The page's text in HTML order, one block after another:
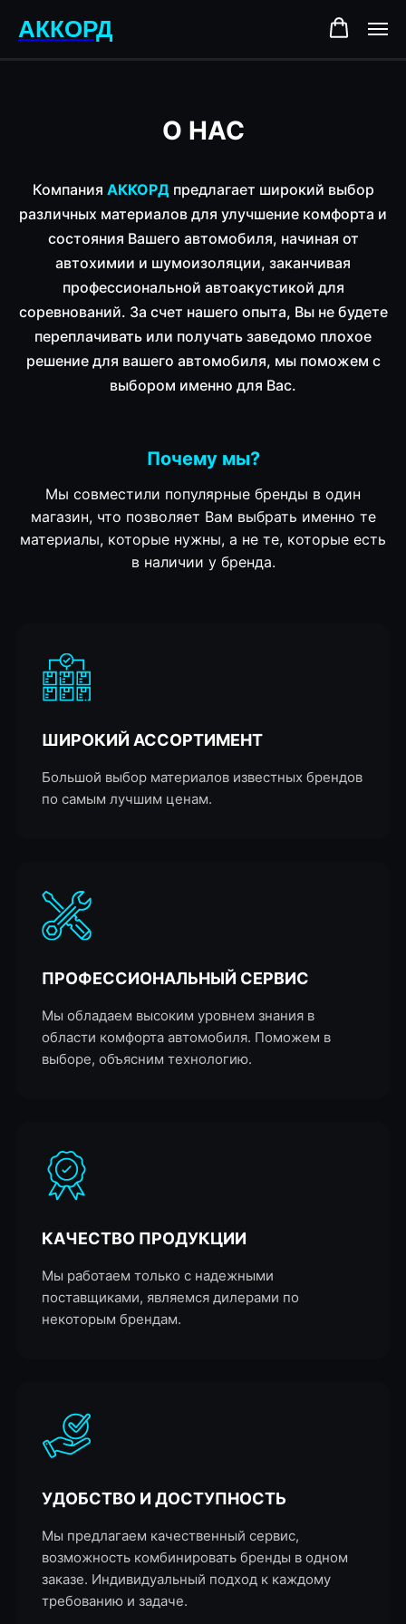
АККОРД
О НАС
Компания АККОРДпредлагает широкий выбор
различных материалов для улучшение комфорта и
состояния Вашего автомобиля, начиная от
автохимии и шумоизоляции, заканчивая
профессиональной автоакустикой для
соревнований. За счет нашего опыта, Вы не будете
переплачивать или получать заведомо плохое
решение для вашего автомобиля, мы поможем с
выбором именно для Вас.
Почему мы?
Мы совместили популярные бренды в один
магазин, что позволяет Вам выбрать именно те
материалы, которые нужны, а не те, которые есть
в наличии у бренда.
ШИРОКИЙ АССОРТИМЕНТ
Большой выбор материалов известных брендов
по самым лучшим ценам.
ПРОФЕССИОНАЛЬНЫЙ СЕРВИС
Мы обладаем высоким уровнем знания в
области комфорта автомобиля. Поможем в
выборе, объясним технологию.
КАЧЕСТВО ПРОДУКЦИИ
Мы работаем только с надежными
поставщиками, являемся дилерами по
некоторым брендам.
УДОБСТВО И ДОСТУПНОСТЬ
Мы предлагаем качественный сервис,
возможность комбинировать бренды в одном
заказе. Индивидуальный подход к каждому
требованию и задаче.